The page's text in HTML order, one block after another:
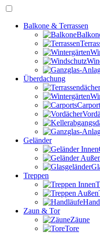
Balkone & Terrassen
Überdachung
Geländer
Treppen
Zaun & Tor
Zäune
Tore